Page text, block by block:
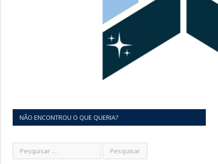
NÃO ENCONTROU O QUE QUERIA?